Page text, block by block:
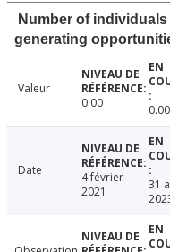
Number of
generating
Valeur
0.00
0.00
Date
4 février
2021
31